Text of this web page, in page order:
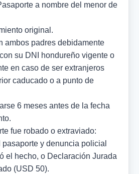
a nombre del menor de
original.
ambos padres debidamente
su DNI hondureño vigente o
en caso de ser extranjeros
caducado o a punto de
6 meses antes de la fecha
fue robado o extraviado:
y denuncia policial
el hecho, o Declaración Jurada
(USD 50).